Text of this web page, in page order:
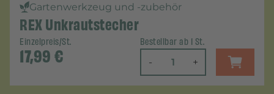
Gartenwerkzeug und -zubehör
REX Unkrautstecher
Einzelpreis/St.
17,99€
Bestellbar ab 1 St.
- +